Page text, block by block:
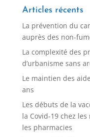
Articles récents
La prévention du
auprès des non-
La complexité des
d’urbanisme sans
Le maintien des
ans
Les débuts de la
la Covid-19 chez
les pharmacies